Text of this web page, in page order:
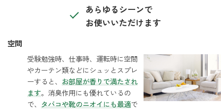
オレンジ
グレープフルーツ
あらゆるシーンで
お使いいただけます
空間
受験勉強時、仕事時、運転時に空間
やカーテン類などにシュッとスプレ
ーすると、 お部屋が香りで満たされ
ます。消臭作用にも優れているの
で、 タバコや靴のニオイにも最適で